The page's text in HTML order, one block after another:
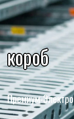
короб
Премиум-Электро